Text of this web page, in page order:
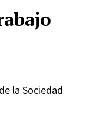
la Sociedad